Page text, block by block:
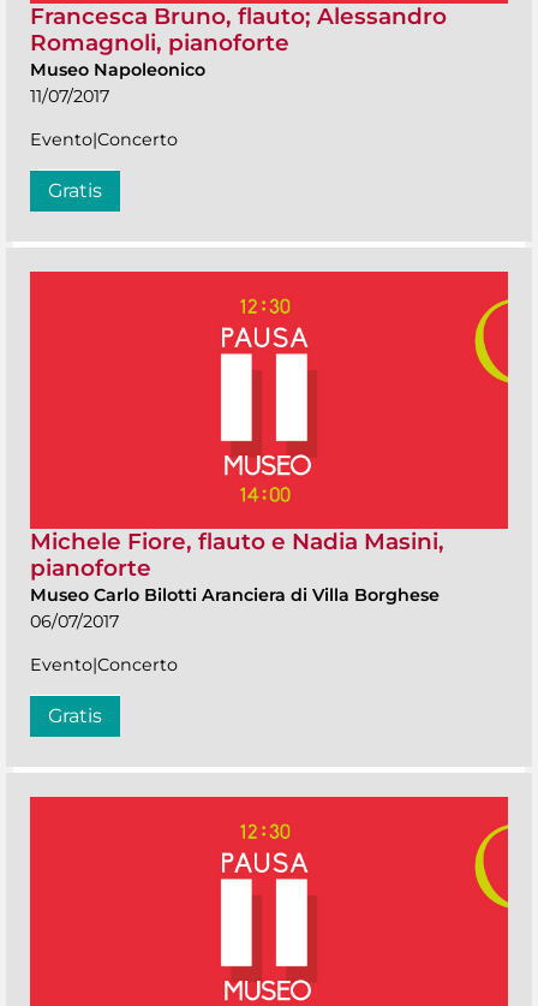
Francesca Bruno, flauto; Alessandro
Romagnoli, pianoforte
Museo Napoleonico
11/07/2017
Evento|Concerto
Gratis
Michele Fiore, flauto e Nadia Masini,
pianoforte
Museo Carlo Bilotti Aranciera di Villa Borghese
06/07/2017
Evento|Concerto
Gratis